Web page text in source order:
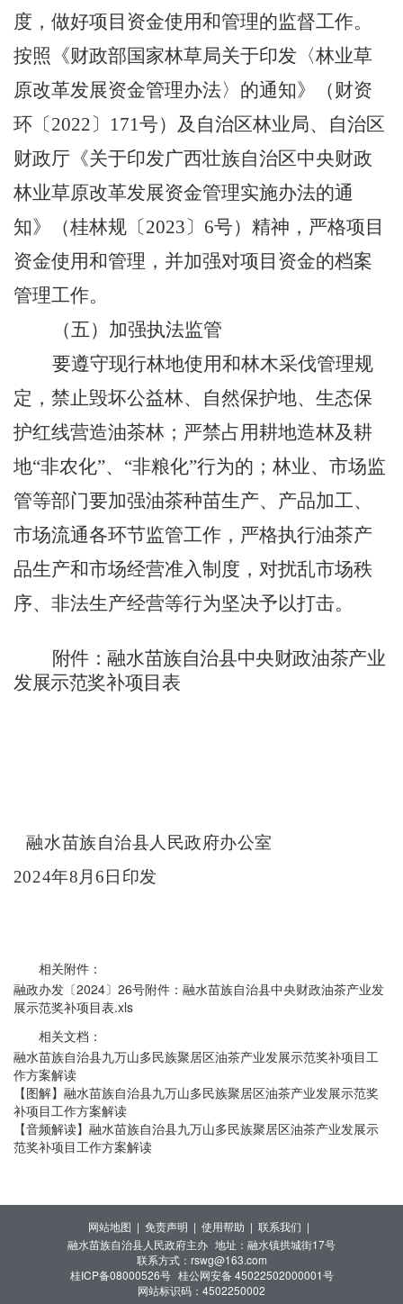
度，做好项目资金使用和管理的监督工作。
按照《财政部国家林草局关于印发〈林业草
原改革发展资金管理办法〉的通知》（财资
环〔2022〕 171号）及自治区林业局、自治区
财政厅《关于印发广西壮族自治区中央财政
林业草原改革发展资金管理实施办法的通
知》（桂林规〔2023〕 6号）精神，严格项目
资金使用和管理，并加强对项目资金的档案
管理工作。
（五）加强执法监管
要遵守现行林地使用和林木采伐管理规
定，禁止毁坏公益林、自然保护地、生态保
护红线营造油茶林；严禁占用耕地造林及耕
地“非农化”、“非粮化”行为的；林业、市场监
管等部门要加强油茶种苗生产、产品加工、
市场流通各环节监管工作，严格执行油茶产
品生产和市场经营准入制度，对扰乱市场秩
序、非法生产经营等行为坚决予以打击。
附件：融水苗族自治县中央财政油茶产业
发展示范奖补项目表
融水苗族自治县人民政府办公室
2024年8月6 日印发
相关附件：
融政办发〔2024〕26号附件：融水苗族自治县中央财政油茶产业发
展示范奖补项目表.xls
相关文档：
融水苗族自治县九万山多民族聚居区油茶产业发展示范奖补项目工
作方案解读
【图解】融水苗族自治县九万山多民族聚居区油茶产业发展示范奖
补项目工作方案解读
【音频解读】融水苗族自治县九万山多民族聚居区油茶产业发展示
范奖补项目工作方案解读
网站地图 | 免责声明 | 使用帮助 | 联系我们 |
融水苗族自治县人民政府主办 地址：融水镇拱城街17号
联系方式：rswg@163.com
桂ICP备08000526号 桂公网安备 45022502000001号
网站标识码：4502250002